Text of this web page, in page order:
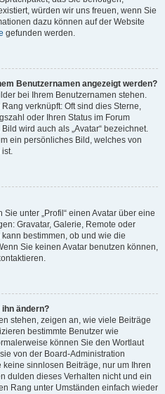
würden wir uns freuen, wenn Sie
dazu können auf der Website
gefunden werden.
Benutzernamen angezeigt werden?
bei Ihrem Benutzernamen stehen.
verknüpft: Oft sind dies Sterne,
oder Ihren Status im Forum
wird auch als „Avatar“ bezeichnet.
ein persönliches Bild, welches von
ist.
unter „Profil“ einen Avatar über eine
Gravatar, Galerie, Remote oder
bestimmen, ob und wie die
Sie keinen Avatar benutzen können,
ihn ändern?
stehen, zeigen an, wie viele Beiträge
bestimmte Benutzer wie
können Sie den Wortlaut
von der Board-Administration
sinnlosen Beiträge, nur um Ihren
dulden dieses Verhalten nicht und ein
Rang unter Umständen einfach wieder